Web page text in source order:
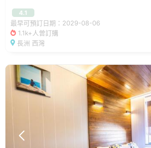
4.1
最早可預訂日期：2029-08-06
1.1k+人曾訂購
長洲 西灣